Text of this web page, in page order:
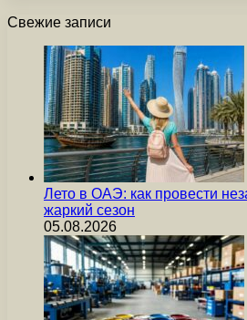
Свежие записи
Лето в ОАЭ: как провести
жаркий сезон
05.08.2026